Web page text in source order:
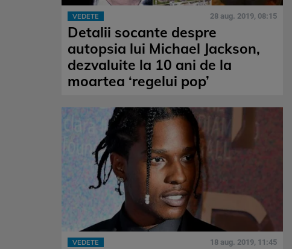
VEDETE 28 aug. 2019, 08:15
Detalii socante despre
autopsia lui Michael Jackson,
dezvaluite la 10 ani de la
moartea ‘regelui pop’
VEDETE 18 aug. 2019, 11:45